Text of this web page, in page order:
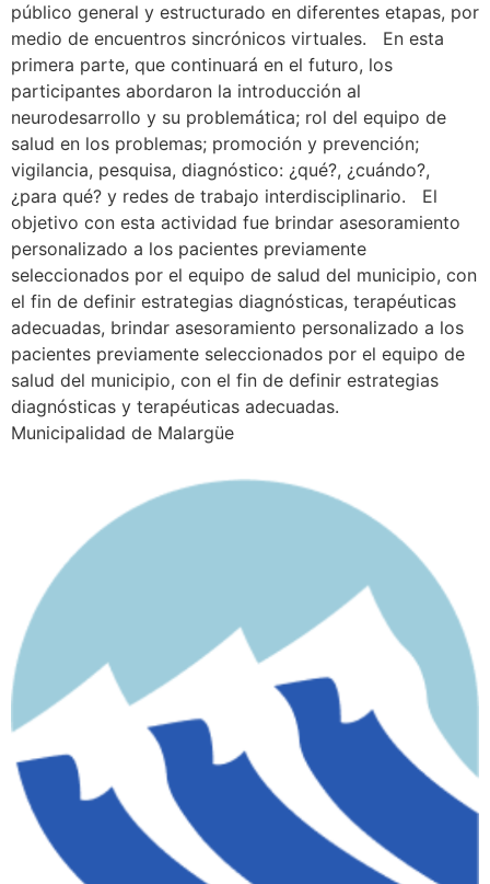
público general y estructurado en diferentes etapas, por
medio de encuentros sincrónicos virtuales. En esta
primera parte, que continuará en el futuro, los
participantes abordaron la introducción al
neurodesarrollo y su problemática; rol del equipo de
salud en los problemas; promoción y prevención;
vigilancia, pesquisa, diagnóstico: ¿qué?, ¿cuándo?,
¿para qué? y redes de trabajo interdisciplinario. El
objetivo con esta actividad fue brindar asesoramiento
personalizado a los pacientes previamente
seleccionados por el equipo de salud del municipio, con
el fin de definir estrategias diagnósticas, terapéuticas
adecuadas, brindar asesoramiento personalizado a los
pacientes previamente seleccionados por el equipo de
salud del municipio, con el fin de definir estrategias
diagnósticas y terapéuticas adecuadas.
Municipalidad de Malargüe